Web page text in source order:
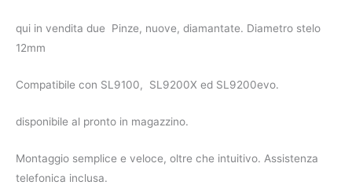
qui in vendita due Pinze, nuove, diamantate. Diametro stelo
12mm
Compatibile con SL9100, SL9200X ed SL9200evo.
disponibile al pronto in magazzino.
Montaggio semplice e veloce, oltre che intuitivo. Assistenza
telefonica inclusa.